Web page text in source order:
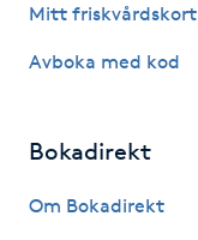
Hyaluronsyra
Mitt friskvårdskort
Avboka med kod
Bokadirekt
Om Bokadirekt